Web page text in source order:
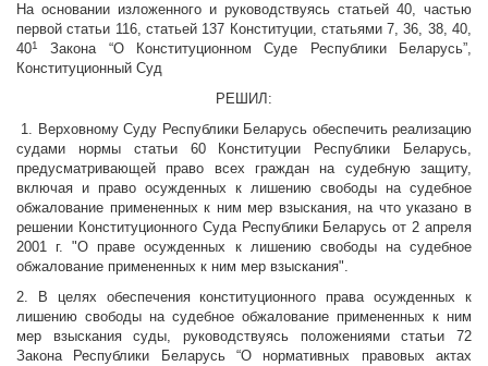
На основании изложенного и руководствуясь статьей 40, частью
первой статьи 116, статьей 137 Конституции, статьями 7, 36, 38, 40,
401
Закона “О Конституционном Суде Республики Беларусь”,
Конституционный Суд
РЕШИЛ:
1. Верховному Суду Республики Беларусь обеспечить реализацию
судами нормы статьи 60 Конституции Республики Беларусь,
предусматривающей право всех граждан на судебную защиту,
включая и право осужденных к лишению свободы на судебное
обжалование примененных к ним мер взыскания, на что указано в
решении Конституционного Суда Республики Беларусь от 2 апреля
2001 г. "О праве осужденных к лишению свободы на судебное
обжалование примененных к ним мер взыскания".
2. В целях обеспечения конституционного права осужденных к
лишению свободы на судебное обжалование примененных к ним
мер взыскания суды, руководствуясь положениями статьи 72
Закона Республики Беларусь “О нормативных правовых актах